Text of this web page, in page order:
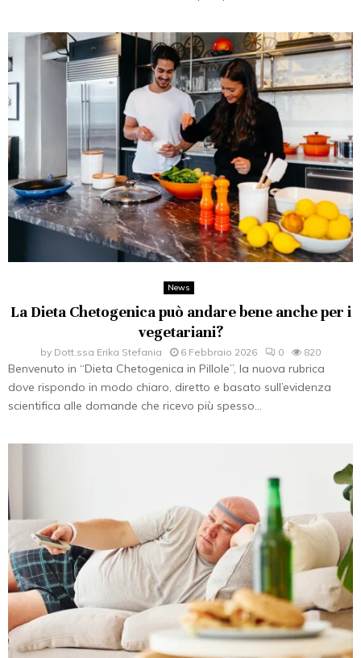
News
La Dieta Chetogenica può andare bene anche per i
vegetariani?
by Dott.ssa Erika Stefania 6 Febbraio 2026 0 820
Benvenuto in “Dieta Chetogenica in Pillole”, la nuova rubrica
dove rispondo in modo chiaro, diretto e basato sull’evidenza
scientifica alle domande che ricevo più spesso...